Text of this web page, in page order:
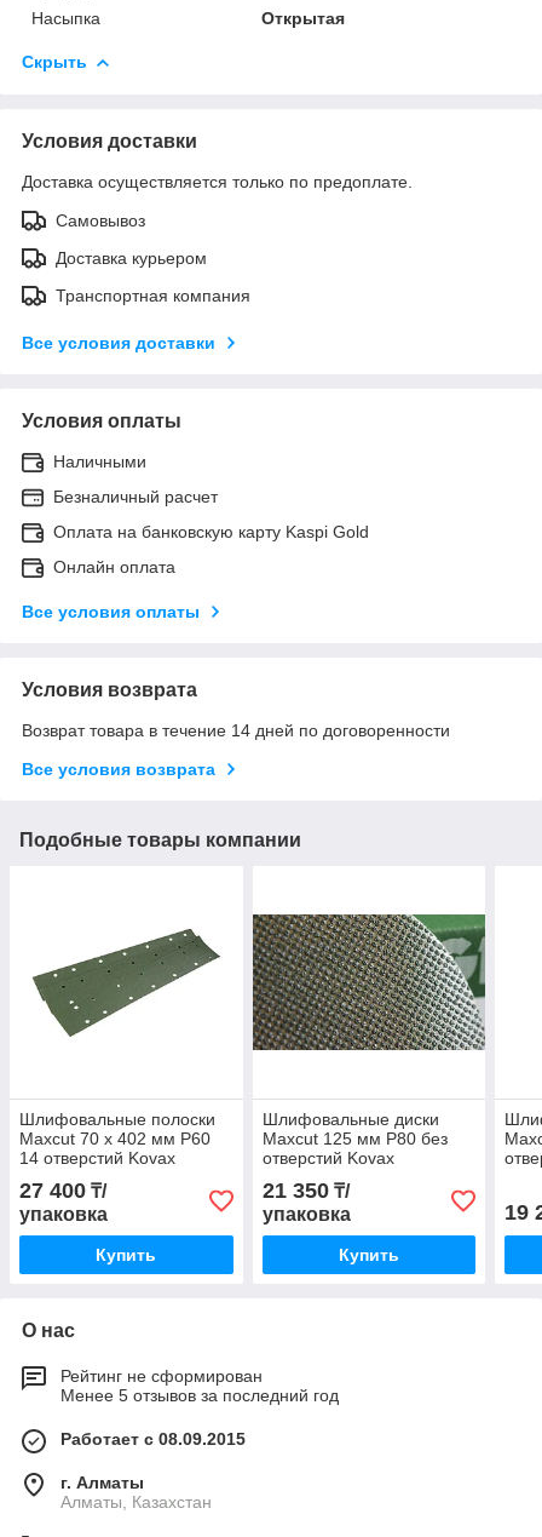
Насыпка
Открытая
Скрыть
Условия доставки
Доставка осуществляется только по предоплате.
Самовывоз
Доставка курьером
Транспортная компания
Все условия доставки
Условия оплаты
Наличными
Безналичный расчет
Оплата на банковскую карту Kaspi Gold
Онлайн оплата
Все условия оплаты
Условия возврата
Возврат товара в течение 14 дней по договоренности
Все условия возврата
Подобные товары компании
Шлифовальные полоски
Maxcut 70 х 402 мм P60
14 отверстий Kovax
27 400 ₸/
упаковка
Купить
Шлифовальные диски
Maxcut 125 мм P80 без
отверстий Kovax
21 350₸/
упаковка
Купить
19
О нас
Рейтинг не сформирован
Менее 5 отзывов за последний год
Работает с 08.09.2015
г. Алматы
Алматы, Казахстан